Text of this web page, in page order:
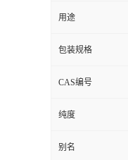
用途
包装规格
CAS编号
纯度
别名